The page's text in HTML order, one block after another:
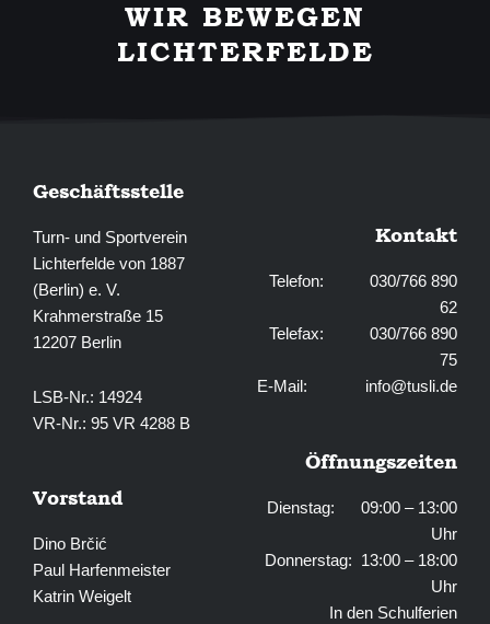
o
o
k
-
g
r
a
m
WIR BEWEGEN
LICHTERFELDE
Geschäftsstelle
Turn- und Sportverein
Lichterfelde von 1887
(Berlin) e. V.
Krahmerstraße 15
12207 Berlin
LSB-Nr.: 14924
VR-Nr.: 95 VR 4288 B
Vorstand
Dino Brčić
Paul Harfenmeister
Katrin Weigelt
Kontakt
Telefon: 030/766 890
62
Telefax: 030/766 890
75
E-Mail: info@tusli.de
Öffnungszeiten
Dienstag: 09:00 – 13:00
Uhr
Donnerstag: 13:00 – 18:00
Uhr
In den Schulferien